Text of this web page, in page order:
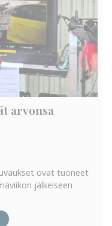
arvonsa
ovat tuoneet
jälkeiseen